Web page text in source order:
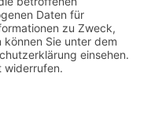
echo.de